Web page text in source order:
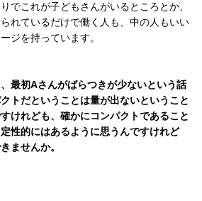
でこれが子どもさんがいるところとか、
れているだけで働く人も、中の人もいい
ジを持っています。
最初Aさんがばらつきが少ないという話
トだということは量が出ないということ
けれども、確かにコンパクトであること
性的にはあるように思うんですけれど
ませんか。